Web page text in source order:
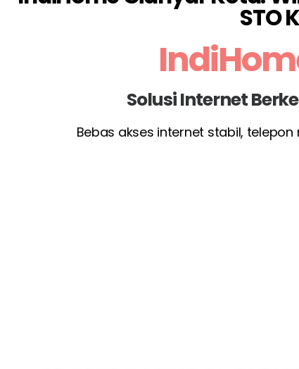
STO
Solusi Internet
Bebas akses internet stabil,